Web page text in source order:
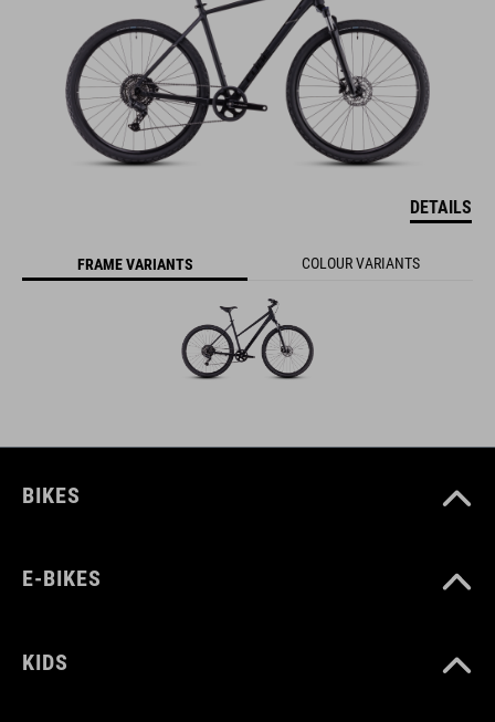
DETAILS
FRAME VARIANTS COLOUR VARIANTS
BIKES
E-BIKES
KIDS